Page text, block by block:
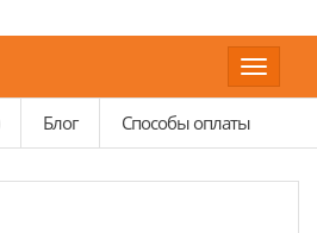
Toggle
Блог Способы оплаты